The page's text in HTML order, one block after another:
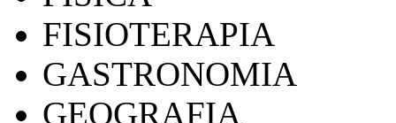
FISIOTERAPIA
GASTRONOMIA
GEOGRAFIA